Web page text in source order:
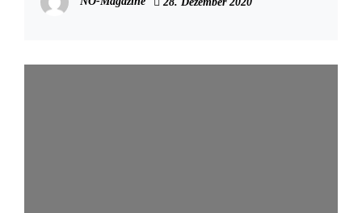
Prioritätsstufe 1